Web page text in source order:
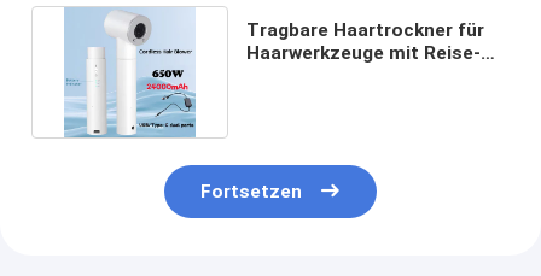
Tragbare Haartrockner für
Haarwerkzeuge mit Reise-
Fortsetzen